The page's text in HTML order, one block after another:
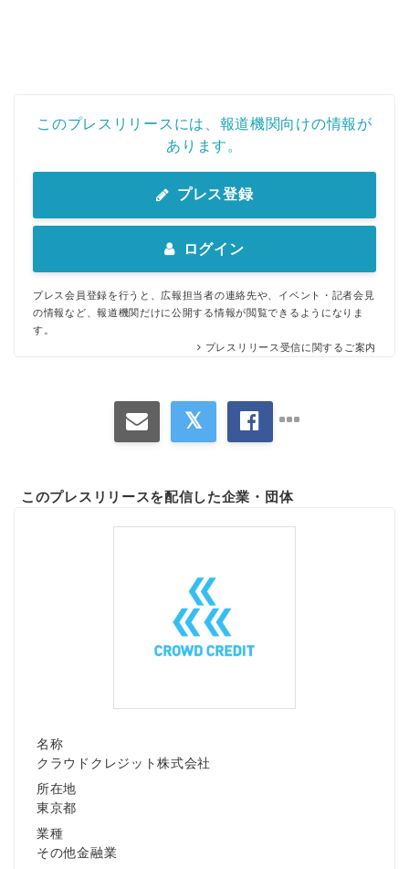
このプレスリリースには、報道機関向けの情報が
あります。
プレス登録
ログイン
プレス会員登録を行うと、広報担当者の連絡先や、イベント・記者会見
の情報など、報道機関だけに公開する情報が閲覧できるようになりま
す。
プレスリリース受信に関するご案内
このプレスリリースを配信した企業・団体
名称
クラウドクレジット株式会社
所在地
東京都
業種
その他金融業